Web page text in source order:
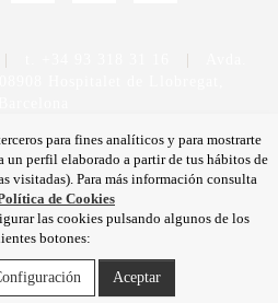
Aviso legal |
Política de calidad
de cookies
para fines analíticos y para mostrarte
un perfil elaborado a partir de tus hábitos de
visitadas). Para más información consulta
de Cookies
las cookies pulsando algunos de los
botones:
Aceptar